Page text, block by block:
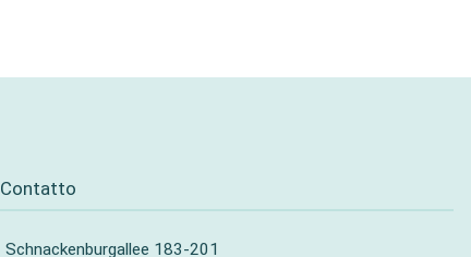
Contatto
Schnackenburgallee 183-201